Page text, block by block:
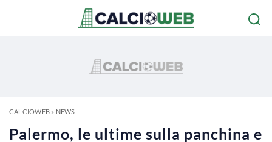
CALCIOWEB» NEWS
Palermo, le ultime sulla panchina e